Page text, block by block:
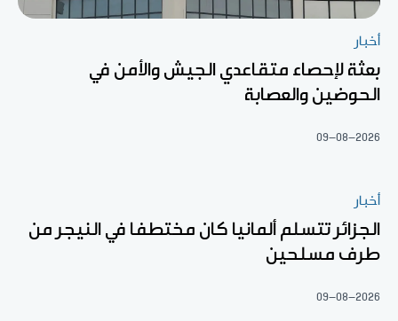
أخبار
بعثة لإحصاء متقاعدي الجيش والأمن في
الحوضين والعصابة
09-08-2026
أخبار
الجزائر تتسلم ألمانيا كان مختطفا في النيجر من
طرف مسلحين
09-08-2026